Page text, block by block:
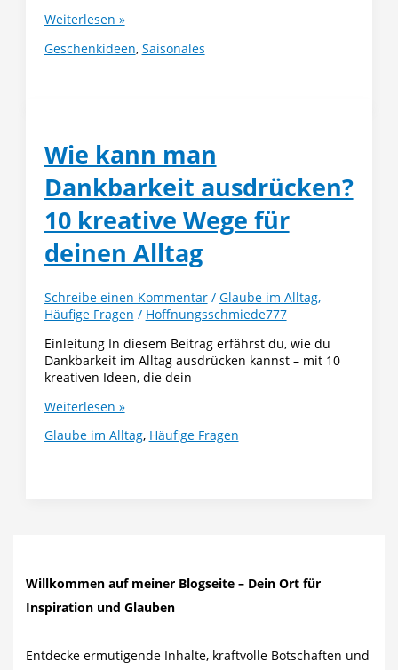
Christliche
mit
Weiterlesen »
Geschenkideen, Saisonales
Wie kann man
Dankbarkeit ausdrücken?
10 kreative Wege für
deinen Alltag
Schreibe einen Kommentar / Glaube im Alltag,
Häufige Fragen / Hoffnungsschmiede777
Einleitung In diesem Beitrag erfährst du, wie du
Dankbarkeit im Alltag ausdrücken kannst – mit 10
kreativen Ideen, die dein
Wie
man
Weiterlesen »
Glaube im Alltag, Häufige Fragen
Willkommen auf meiner Blogseite – Dein Ort für
Inspiration und Glauben
Entdecke ermutigende Inhalte, kraftvolle Botschaften und